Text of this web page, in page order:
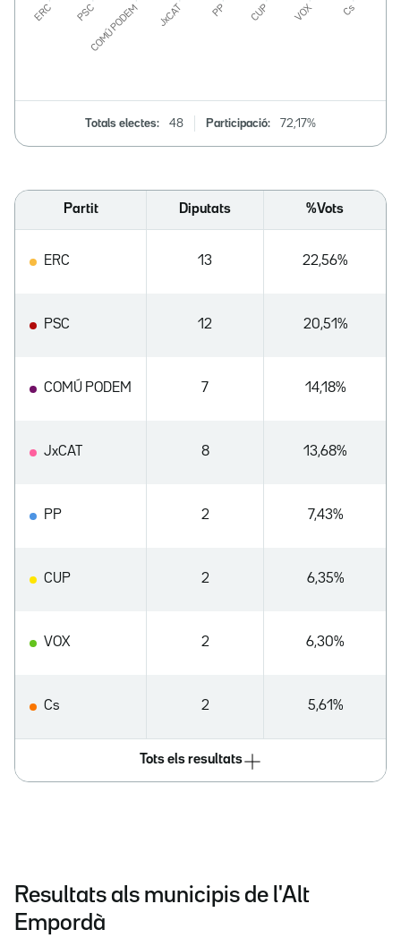
Totals electes: 48 Participació: 72,17%
Partit Diputats %Vots
ERC 13 22,56%
PSC 12 20,51%
COMÚ PODEM 7 14,18%
JxCAT 8 13,68%
PP 2 7,43%
CUP 2 6,35%
VOX 2 6,30%
Cs 2 5,61%
Tots els resultats
Resultats als municipis de l'Alt
Empordà